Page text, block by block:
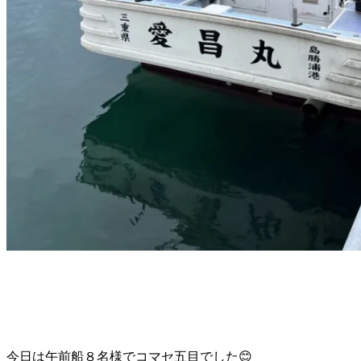
今日は午前船８名様でコマセ五目でした😊